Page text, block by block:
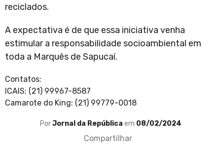
reciclados.
A expectativa é de que essa iniciativa venha
estimular a responsabilidade socioambiental em
toda a Marquês de Sapucaí.
Contatos:
ICAIS: (21) 99967-8587
Camarote do King: (21) 99779-0018
PorJornal da República em 08/02/2024
Compartilhar